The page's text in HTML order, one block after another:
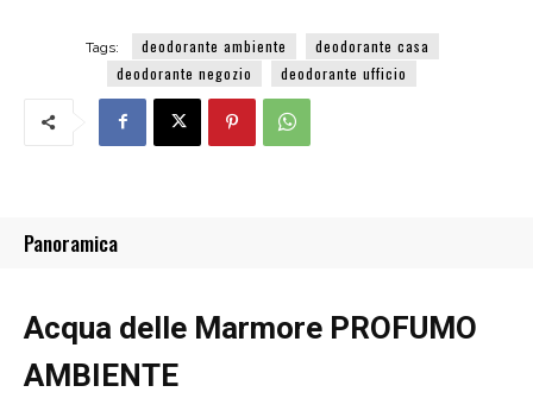
Tags: deodorante ambiente
deodorante casa
deodorante negozio
deodorante ufficio
Panoramica
Acqua delle Marmore PROFUMO
AMBIENTE